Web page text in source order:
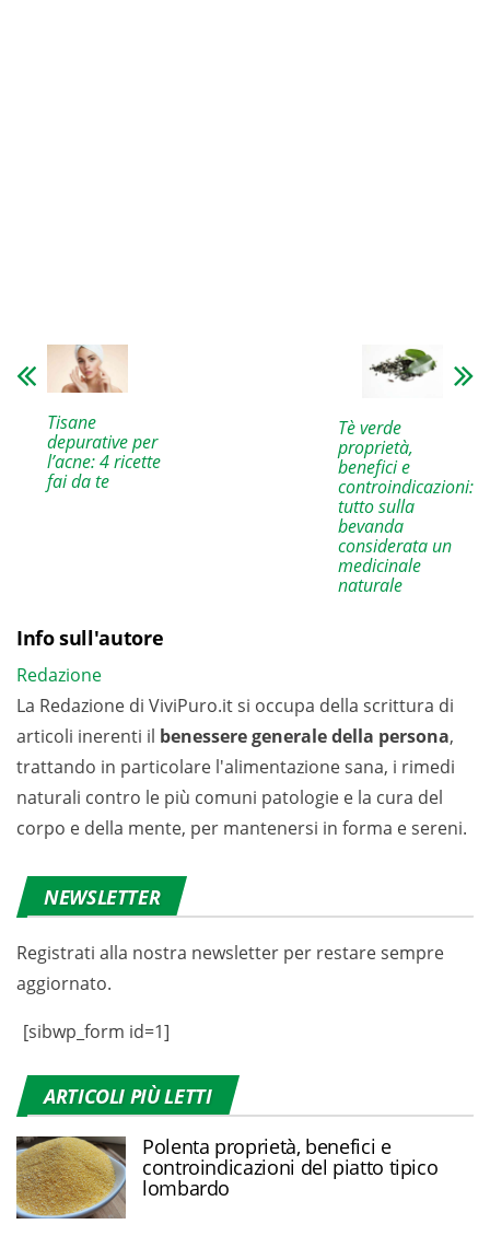
Tisane
depurative per
l’acne: 4 ricette
fai da te
Tè verde
proprietà,
benefici e
controindicazioni:
tutto sulla
bevanda
considerata un
medicinale
naturale
Info sull'autore
Redazione
La Redazione di ViviPuro.it si occupa della scrittura di
articoli inerenti il benessere generale della persona,
trattando in particolare l'alimentazione sana, i rimedi
naturali contro le più comuni patologie e la cura del
corpo e della mente, per mantenersi in forma e sereni.
NEWSLETTER
Registrati alla nostra newsletter per restare sempre
aggiornato.
[sibwp_form id=1]
ARTICOLI PIÙ LETTI
Polenta proprietà, benefici e
controindicazioni del piatto tipico
lombardo